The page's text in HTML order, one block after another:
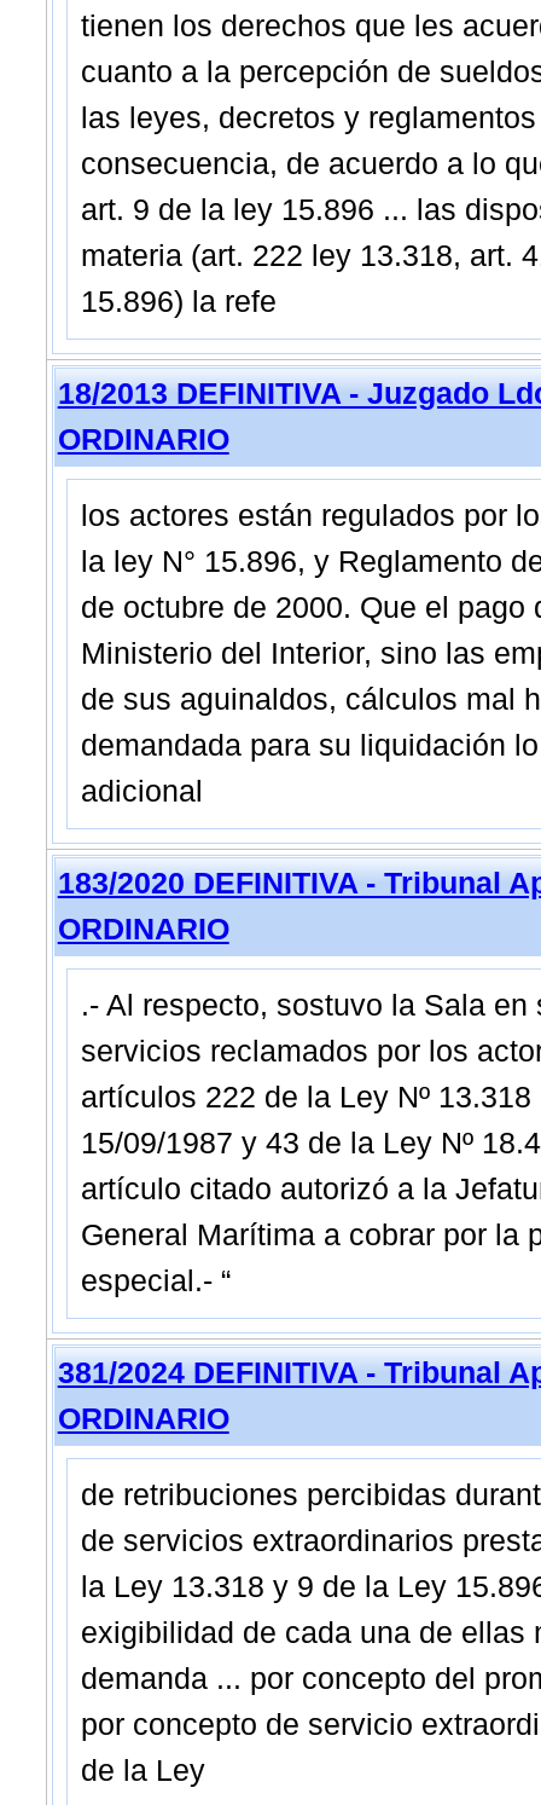
tienen los derechos que les
cuanto a la percepción de
las leyes, decretos y
consecuencia, de acuerdo a lo
art. 9 de la ley 15.896 ... las
materia (art. 222 ley 13.318, art.
15.896) la refe
18/2013 DEFINITIVA - Juzgado
ORDINARIO
los actores están regulados por
la ley N° 15.896, y Reglamento
de octubre de 2000. Que el
Ministerio del Interior, sino las
de sus aguinaldos, cálculos mal
demandada para su liquidación
adicional
183/2020 DEFINITIVA - Tribunal
ORDINARIO
.- Al respecto, sostuvo la Sala en
servicios reclamados por los
artículos 222 de la Ley Nº
15/09/1987 y 43 de la Ley Nº
artículo citado autorizó a la
General Marítima a cobrar por la
especial.- “
381/2024 DEFINITIVA - Tribunal
ORDINARIO
de retribuciones percibidas
de servicios extraordinarios
la Ley 13.318 y 9 de la Ley
exigibilidad de cada una de
demanda ... por concepto del
por concepto de servicio
de la Ley